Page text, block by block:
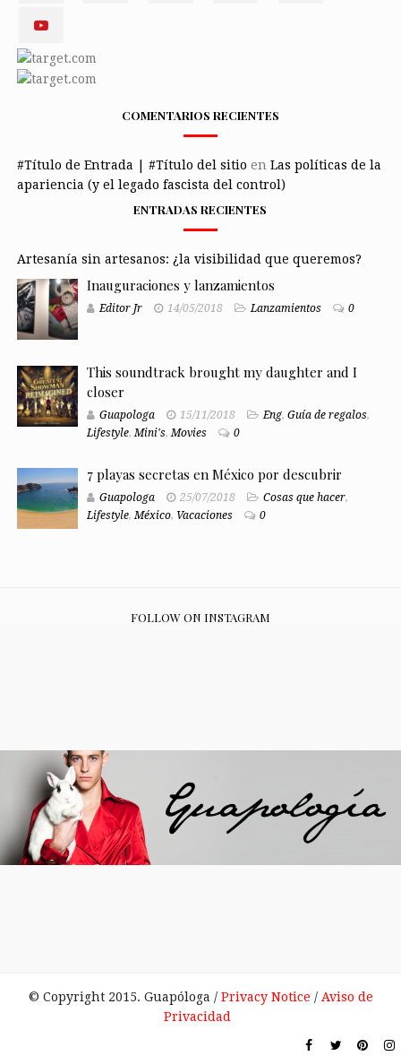
COMENTARIOS RECIENTES
#Título de Entrada | #Título del sitio en Las políticas de la
apariencia (y el legado fascista del control)
ENTRADAS RECIENTES
Artesanía sin artesanos: ¿la visibilidad que queremos?
Inauguraciones y lanzamientos
Editor Jr 14/05/2018 Lanzamientos 0
This soundtrack brought my daughter and I
closer
Guapologa 15/11/2018 Eng, Guía de regalos,
Lifestyle,Mini's,Movies 0
7 playas secretas en México por descubrir
Guapologa 25/07/2018 Cosas que hacer,
Lifestyle,México, Vacaciones 0
FOLLOW ON INSTAGRAM
© Copyright 2015. Guapóloga / Privacy Notice / Aviso de
Privacidad